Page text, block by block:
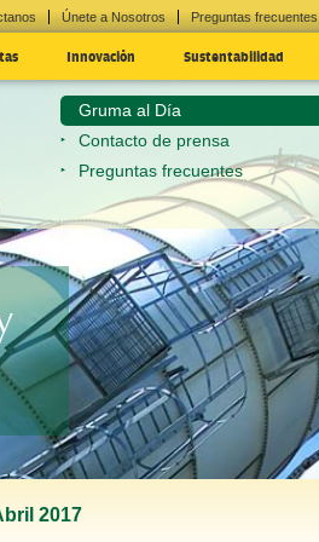
Únete a Nosotros Preguntas frecuentes
Innovación Sustentabilidad
Gruma al Día
Contacto de prensa
Preguntas frecuentes
2017